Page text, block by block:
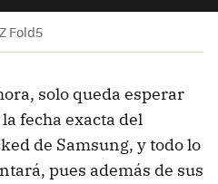
Fold5
solo queda esperar
fecha exacta del
de Samsung, y todo lo
pues además de sus